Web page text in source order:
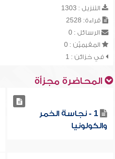
التنزيل : 1303
قراءة: 2528
الرسائل : 0
المقيميّن : 0
في خزائن : 1
المحاضرة مجزأة
1 - نجاسة الخمر
والكولونيا